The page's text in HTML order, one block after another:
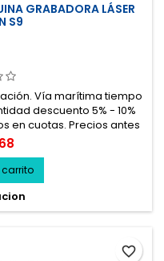
GRABADORA LÁSER
S9
Vía marítima tiempo
descuento 5% - 10%
en cuotas. Precios antes
seguro.
favorite_border